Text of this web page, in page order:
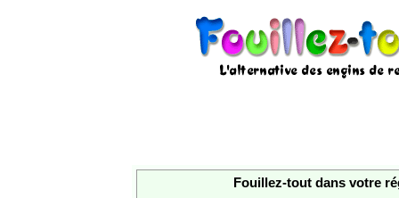
Fouillez-tout dans votre